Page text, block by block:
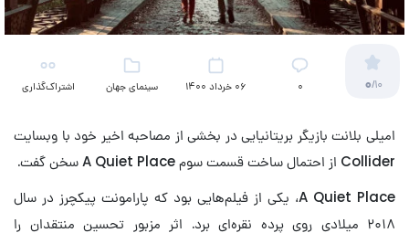
0/10 ۰ 06 خرداد 1400 سینمای جهان اشتراک‌گذاری
امیلی بلانت بازیگر بریتانیایی در بخشی از مصاحبه اخیر خود با وبسایت
Collider از احتمال ساخت قسمت سوم A Quiet Place سخن گفت.
A Quiet Place، یکی از فیلم‌هایی بود که پارامونت پیکچرز در سال
۲۰۱۸ میلادی روی پرده نقره‌ای برد. اثر مزبور تحسین منتقدان را